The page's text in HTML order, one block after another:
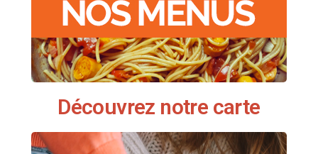
Découvrez notre carte